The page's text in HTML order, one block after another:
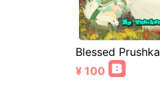
Blessed Prushka
¥ 100